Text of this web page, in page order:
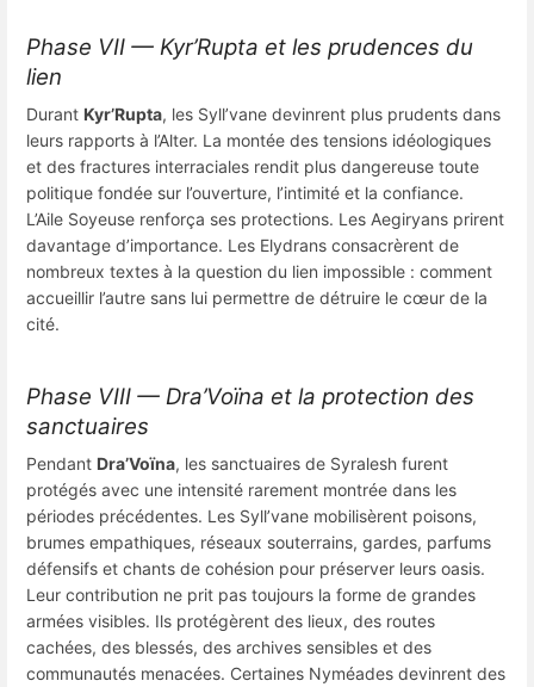
Phase VII — Kyr’Rupta et les prudences du
lien
Durant Kyr’Rupta, les Syll’vane devinrent plus prudents dans
leurs rapports à l’Alter. La montée des tensions idéologiques
et des fractures interraciales rendit plus dangereuse toute
politique fondée sur l’ouverture, l’intimité et la confiance.
L’Aile Soyeuse renforça ses protections. Les Aegiryans prirent
davantage d’importance. Les Elydrans consacrèrent de
nombreux textes à la question du lien impossible : comment
accueillir l’autre sans lui permettre de détruire le cœur de la
cité.
Phase VIII — Dra’Voïna et la protection des
sanctuaires
Pendant Dra’Voïna, les sanctuaires de Syralesh furent
protégés avec une intensité rarement montrée dans les
périodes précédentes. Les Syll’vane mobilisèrent poisons,
brumes empathiques, réseaux souterrains, gardes, parfums
défensifs et chants de cohésion pour préserver leurs oasis.
Leur contribution ne prit pas toujours la forme de grandes
armées visibles. Ils protégèrent des lieux, des routes
cachées, des blessés, des archives sensibles et des
communautés menacées. Certaines Nyméades devinrent des